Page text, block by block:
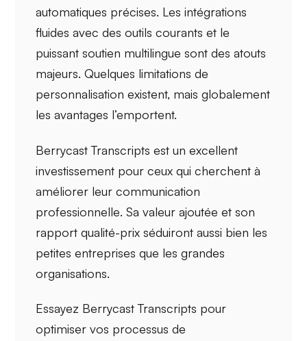
automatiques précises. Les intégrations
fluides avec des outils courants et le
puissant soutien multilingue sont des atouts
majeurs. Quelques limitations de
personnalisation existent, mais globalement
les avantages l’emportent.
Berrycast Transcripts est un excellent
investissement pour ceux qui cherchentà
améliorer leur communication
professionnelle. Savaleur ajoutée et son
rapport qualité-prix séduiront aussi bien les
petites entreprises que les grandes
organisations.
Essayez Berrycast Transcripts pour
optimiser vos processus de